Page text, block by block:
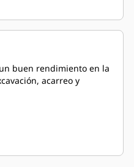
buen rendimiento en la
acarreo y